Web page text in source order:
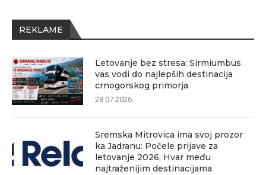
REKLAME
Letovanje bez stresa: Sirmiumbus
vas vodi do najlepših destinacija
crnogorskog primorja
28.07.2026.
Sremska Mitrovica ima svoj prozor
ka Jadranu: Počele prijave za
letovanje 2026, Hvar među
najtraženijim destinacijama